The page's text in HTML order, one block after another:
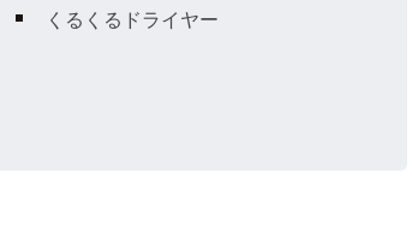
くるくるドライヤー